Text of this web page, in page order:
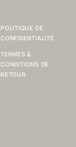
POLITIQUE DE
CONFIDENTIALITÉ
TERMES &
CONDITIONS DE
RETOUR